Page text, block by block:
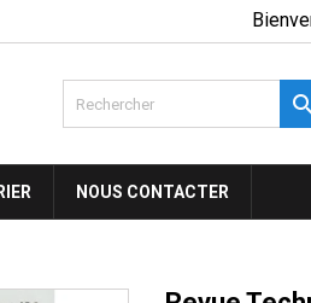
NOUS CONTACTER